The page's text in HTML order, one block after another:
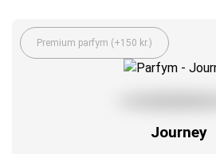
Premium parfym (+150 kr.)
Journey